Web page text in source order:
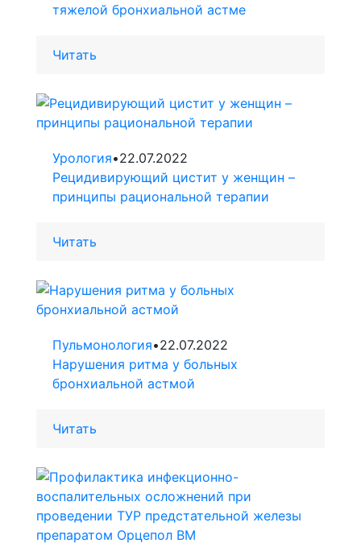
тяжелой бронхиальной астме
Читать
Урология•22.07.2022
Рецидивирующий цистит у женщин –
принципы рациональной терапии
Читать
Пульмонология•22.07.2022
Нарушения ритма у больных
бронхиальной астмой
Читать